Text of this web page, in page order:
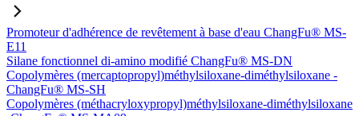
Promoteur d'adhérence de revêtement à base d'eau ChangFu® MS-
E11
Silane fonctionnel di-amino modifié ChangFu® MS-DN
Copolymères (mercaptopropyl)méthylsiloxane-diméthylsiloxane -
ChangFu® MS-SH
Copolymères (méthacryloxypropyl)méthylsiloxane-diméthylsiloxane